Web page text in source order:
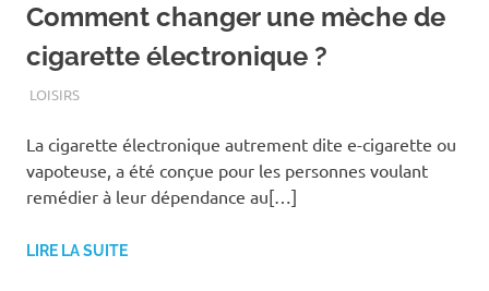
Comment changer une mèche de
cigarette électronique ?
JANVIER 18, 2021
ASSOEDH
LOISIRS
La cigarette électronique autrement dite e-cigarette ou
vapoteuse, a été conçue pour les personnes voulant
remédier à leur dépendance au[…]
LIRE LA SUITE